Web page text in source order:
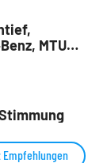
MTU
Empfehlungen